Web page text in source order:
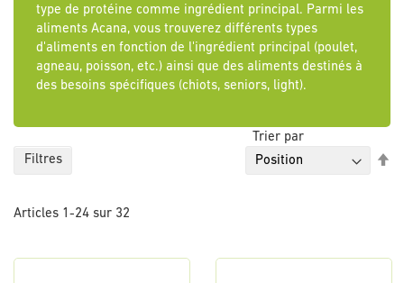
type de protéine comme ingrédient principal. Parmi les
aliments Acana, vous trouverez différents types
d'aliments en fonction de l'ingrédient principal (poulet,
agneau, poisson, etc.) ainsi que des aliments destinés à
des besoins spécifiques (chiots, seniors, light).
Articles 1 -24 sur 32
Trier par
Filtres